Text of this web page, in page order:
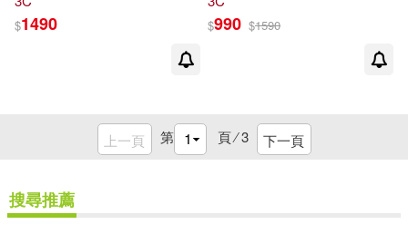
$1490 $990 $1590
上一頁 第 頁 ⁄3 下一頁
搜尋推薦